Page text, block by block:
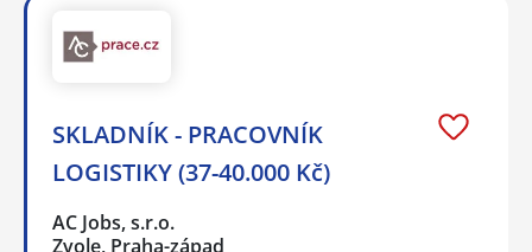
SKLADNÍK - PRACOVNÍK
LOGISTIKY (37-40.000 Kč)
AC Jobs, s.r.o.
Zvole, Praha-západ